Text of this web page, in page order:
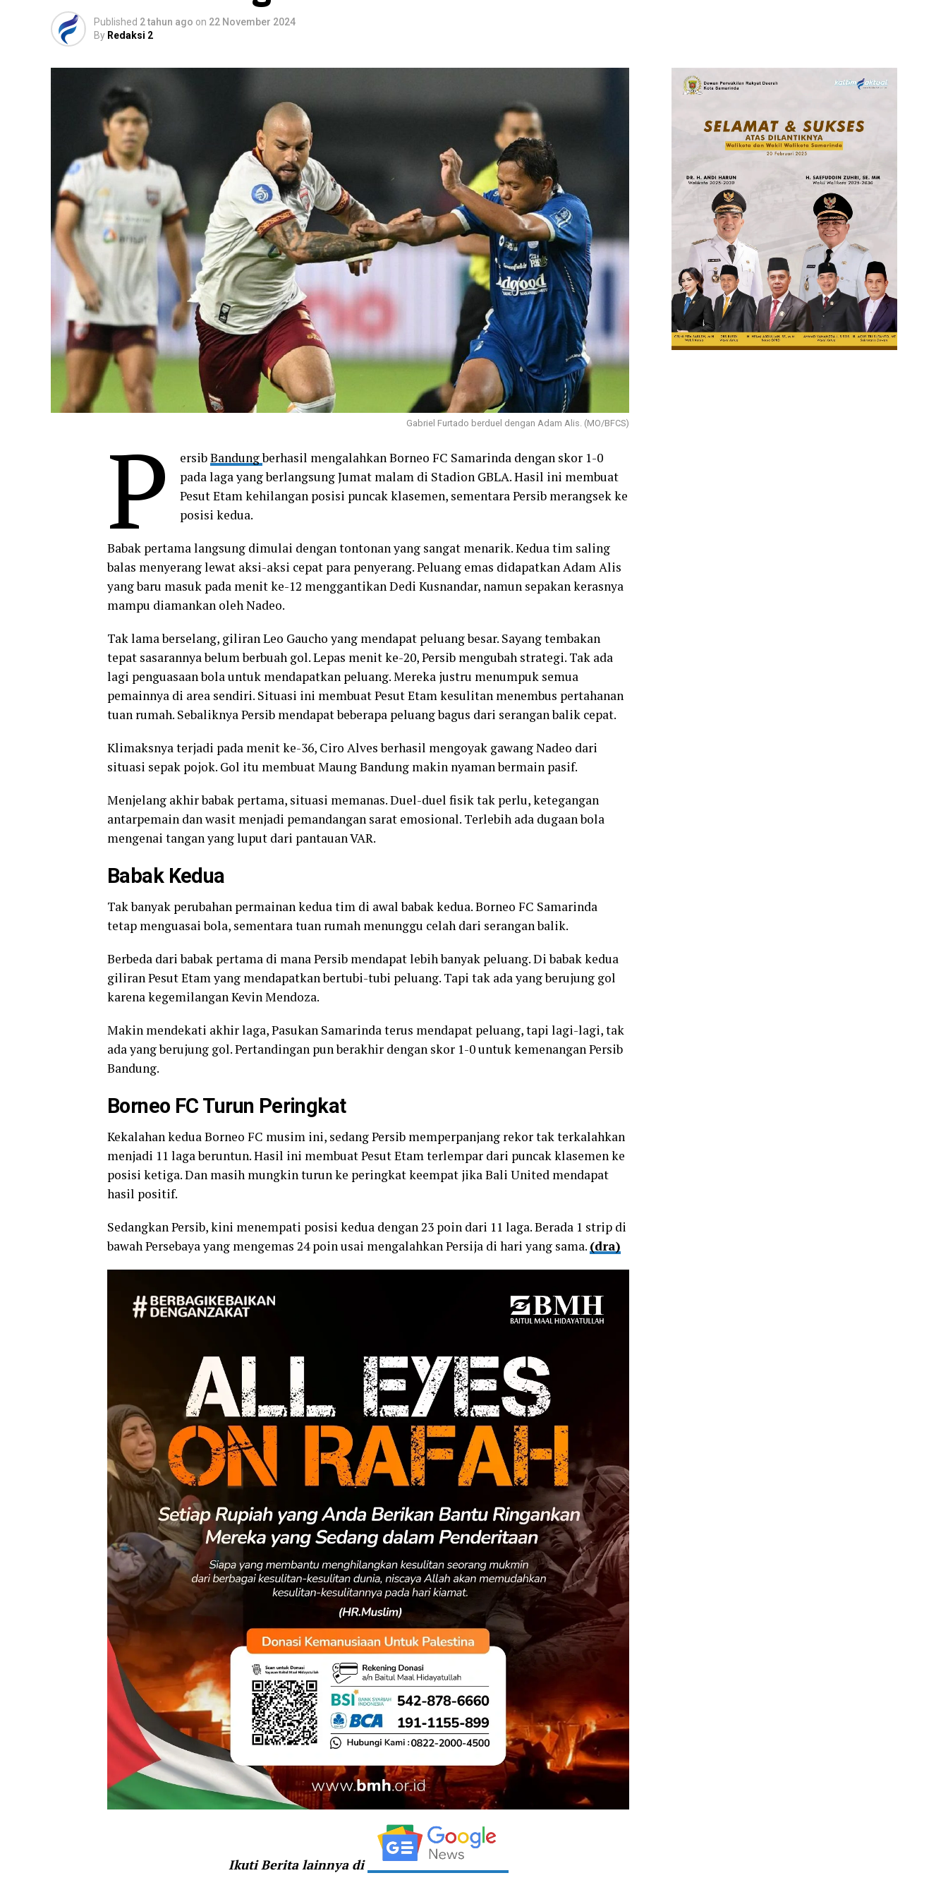
Published 2 tahun ago on 22 November 2024
By Redaksi 2
Gabriel Furtado berduel dengan Adam Alis. (MO/BFCS)
P ersibBandungberhasil mengalahkan Borneo FC Samarinda dengan skor 1-0
pada laga yang berlangsung Jumat malam di Stadion GBLA. Hasil ini membuat
Pesut Etam kehilangan posisi puncak klasemen, sementara Persib merangsek ke
posisi kedua.
Babak pertama langsung dimulai dengan tontonan yang sangat menarik. Kedua tim saling
balas menyerang lewat aksi-aksi cepat para penyerang. Peluang emas didapatkan Adam Alis
yang baru masuk pada menit ke-12 menggantikan Dedi Kusnandar, namun sepakan kerasnya
mampu diamankan oleh Nadeo.
Tak lama berselang, giliran Leo Gaucho yang mendapat peluang besar. Sayang tembakan
tepat sasarannya belum berbuah gol. Lepas menit ke-20, Persib mengubah strategi. Tak ada
lagi penguasaan bola untuk mendapatkan peluang. Mereka justru menumpuk semua
pemainnya di area sendiri. Situasi ini membuat Pesut Etam kesulitan menembus pertahanan
tuan rumah. Sebaliknya Persib mendapat beberapa peluang bagus dari serangan balik cepat.
Klimaksnya terjadi pada menit ke-36, Ciro Alves berhasil mengoyak gawang Nadeo dari
situasi sepak pojok. Gol itu membuat Maung Bandung makin nyaman bermain pasif.
Menjelang akhir babak pertama, situasi memanas. Duel-duel fisik tak perlu, ketegangan
antarpemain dan wasit menjadi pemandangan sarat emosional. Terlebih ada dugaan bola
mengenai tangan yang luput dari pantauan VAR.
Babak Kedua
Tak banyak perubahan permainan kedua tim di awal babak kedua. Borneo FC Samarinda
tetap menguasai bola, sementara tuan rumah menunggu celah dari serangan balik.
Berbeda dari babak pertama di mana Persib mendapat lebih banyak peluang. Di babak kedua
giliran Pesut Etam yang mendapatkan bertubi-tubi peluang. Tapi tak ada yang berujung gol
karena kegemilangan Kevin Mendoza.
Makin mendekati akhir laga, Pasukan Samarinda terus mendapat peluang, tapi lagi-lagi, tak
ada yang berujung gol. Pertandingan pun berakhir dengan skor 1-0 untuk kemenangan Persib
Bandung.
Borneo FC Turun Peringkat
Kekalahan kedua Borneo FC musim ini, sedang Persib memperpanjang rekor tak terkalahkan
menjadi 11 laga beruntun. Hasil ini membuat Pesut Etam terlempar dari puncak klasemen ke
posisi ketiga. Dan masih mungkin turun ke peringkat keempat jika Bali United mendapat
hasil positif.
Sedangkan Persib, kini menempati posisi kedua dengan 23 poin dari 11 laga. Berada 1 strip di
bawah Persebaya yang mengemas 24 poin usai mengalahkan Persija di hari yang sama. (dra)
Ikuti Berita lainnya di